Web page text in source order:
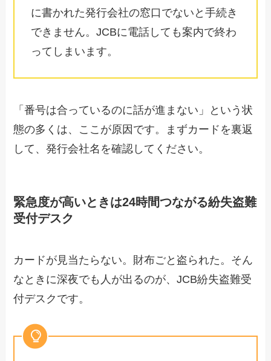
に書かれた発行会社の窓口でないと手続き
できません。JCBに電話しても案内で終わ
ってしまいます。
「番号は合っているのに話が進まない」という状
態の多くは、ここが原因です。まずカードを裏返
して、発行会社名を確認してください。
緊急度が高いときは24時間つながる紛失盗難
受付デスク
カードが見当たらない。財布ごと盗られた。そん
なときに深夜でも人が出るのが、JCB紛失盗難受
付デスクです。